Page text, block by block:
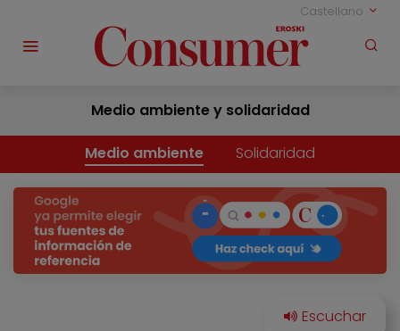
Castellano
Medio ambiente y solidaridad
Medio ambiente Solidaridad